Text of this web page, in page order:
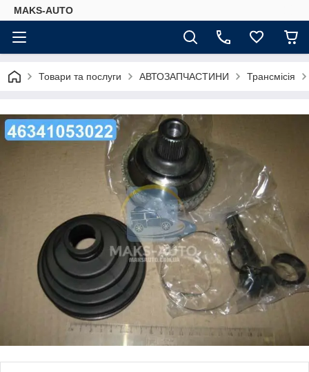
MAKS-AUTO
Товари та послуги АВТОЗАПЧАСТИНИ Трансмісія